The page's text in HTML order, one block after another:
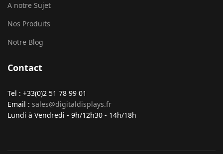
A notre Sujet
Nos Produits
Notre Blog
Contact
Tel : +33(0)2 51 78 99 01
Email : sales@digitaldisplays.fr
Lundi à Vendredi - 9h/12h30 - 14h/18h